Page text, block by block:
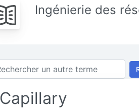
Ingénierie des
Capillary